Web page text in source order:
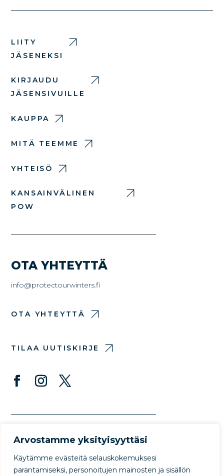
Arvostamme yksityisyyttäsi
Käytämme evästeitä selauskokemuksesi
parantamiseksi, personoitujen mainosten ja sisällön
LIITY
JÄSENEKSI
KIRJAUDU
JÄSENSIVUILLE
KAUPPA
MITÄ TEEMME
YHTEISÖ
KANSAINVÄLINEN
POW
OTA YHTEYTTÄ
info@protectourwinters.fi
OTA YHTEYTTÄ
TILAA UUTISKIRJE